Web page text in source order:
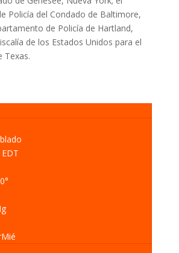
Policía del Condado de Baltimore,
de Policía de Hartland,
de los Estados Unidos para el
Texas.
°
Mié